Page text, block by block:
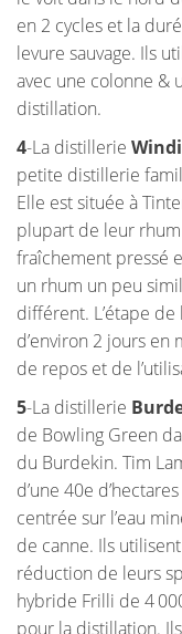
en 2 cycles et la
levure sauvage. Ils
avec une colonne &
distillation.
4-La distillerie
petite distillerie
Elle est située à
plupart de leur
fraîchement pressé
un rhum un peu
différent. L’étape
d’environ 2 jours en
de repos et de
5-La distillerie
de Bowling Green
du Burdekin. Tim
d’une 40e
centrée sur l’eau
de canne. Ils
réduction de leurs
hybride Frilli de 4
pour la distillation.